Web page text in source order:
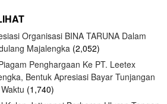
Organisasi BINA TARUNA Dalam
Majalengka (2,052)
Penghargaan Ke PT. Leetex
Bentuk Apresiasi Bayar Tunjangan
(1,740)